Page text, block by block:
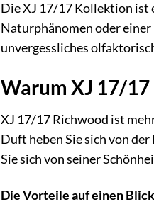
Die XJ 17/17 Kollektion ist
Naturphänomen oder
unvergessliches
Warum XJ 17/
XJ 17/17 Richwood ist
Duft heben Sie sich von
Sie sich von seiner
Die Vorteile auf einen